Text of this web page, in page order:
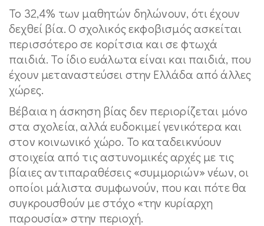
Το 32,4% των μαθητών δηλώνουν, ότι έχουν
δεχθεί βία. Ο σχολικός εκφοβισμός ασκείται
περισσότερο σε κορίτσια και σε φτωχά
παιδιά. Το ίδιο ευάλωτα είναι και παιδιά, που
έχουν μεταναστεύσει στην Ελλάδα από άλλες
χώρες.
Βέβαια η άσκηση βίας δεν περιορίζεται μόνο
στα σχολεία, αλλά ευδοκιμεί γενικότερα και
στον κοινωνικό χώρο. Το καταδεικνύουν
στοιχεία από τις αστυνομικές αρχές με τις
βίαιες αντιπαραθέσεις «συμμοριών» νέων, οι
οποίοι μάλιστα συμφωνούν, που και πότε θα
συγκρουσθούν με στόχο «την κυρίαρχη
παρουσία» στην περιοχή.